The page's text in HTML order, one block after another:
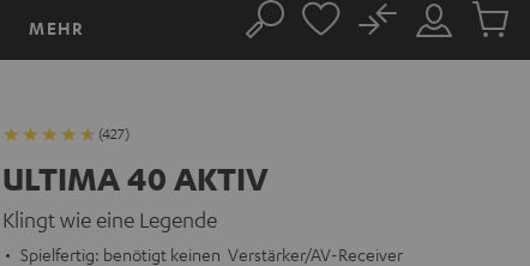
MEHR Suche
Mein
Konto
No
Artikel
(427)
ULTIMA 40 AKTIV
Klingt wie eine Legende
Spielfertig: benötigt keinen Verstärker/AV-Receiver